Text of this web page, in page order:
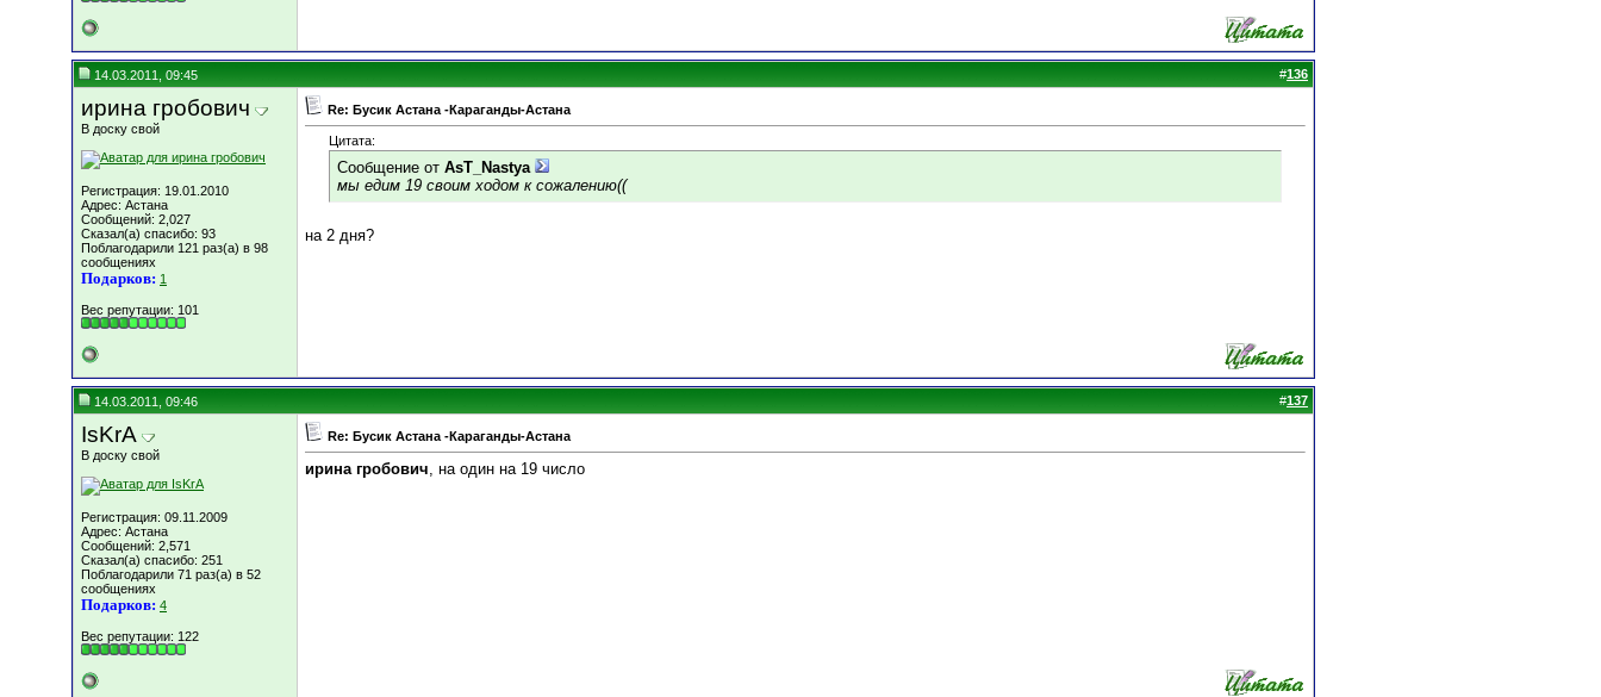
14.03.2011, 09:45 #136
ирина гробович
В доску свой
Регистрация: 19.01.2010
Адрес: Астана
Сообщений: 2,027
Сказал(а) спасибо: 93
Поблагодарили 121 раз(а) в 98
сообщениях
Подарков: 1
Вес репутации: 101
Re: Бусик Астана -Караганды-Астана
Цитата:
Сообщение от AsT_Nastya
мы едим 19 своим ходом к сожалению((
на 2 дня?
14.03.2011, 09:46 #137
IsKrA
В доску свой
Регистрация: 09.11.2009
Адрес: Астана
Сообщений: 2,571
Сказал(а) спасибо: 251
Поблагодарили 71 раз(а) в 52
сообщениях
Подарков: 4
Вес репутации: 122
Re: Бусик Астана -Караганды-Астана
ирина гробович, на один на 19 число